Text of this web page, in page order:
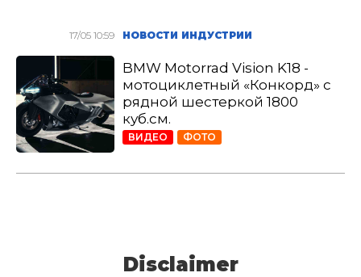
17/05 10:59 НОВОСТИ ИНДУСТРИИ
BMW Motorrad Vision K18 -
мотоциклетный «Конкорд» с
рядной шестеркой 1800
куб.см.
ВИДЕО ФОТО
Disclaimer